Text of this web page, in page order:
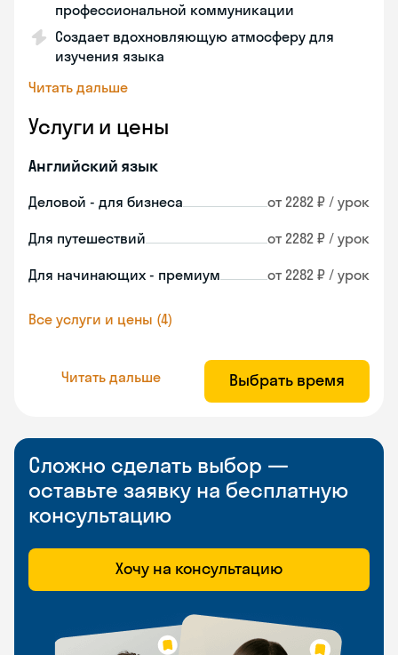
профессиональной коммуникации
Создает вдохновляющую атмосферу для
изучения языка
Читать дальше
Услуги и цены
Английский язык
Деловой - для бизнеса от 2282 ₽ / урок
Для путешествий от 2282 ₽ / урок
Для начинающих - премиум от 2282 ₽ / урок
Все услуги и цены (4)
Читать дальше Выбрать время
Сложно сделать выбор —
оставьте заявку на бесплатную
консультацию
Хочу на консультацию